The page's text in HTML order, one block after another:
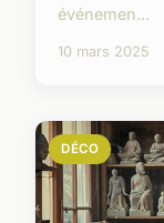
événemen...
10 mars 2025
DÉCO